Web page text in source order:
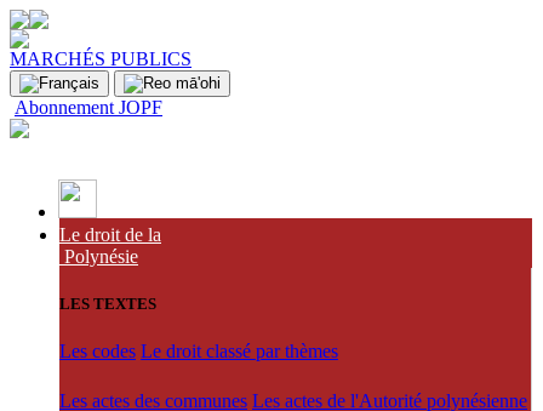
MARCHÉS PUBLICS
Abonnement JOPF
Le droit de la
Polynésie
LES TEXTES
Les codes Le droit classé par thèmes
Les actes des communes Les actes de l'Autorité polynésienne